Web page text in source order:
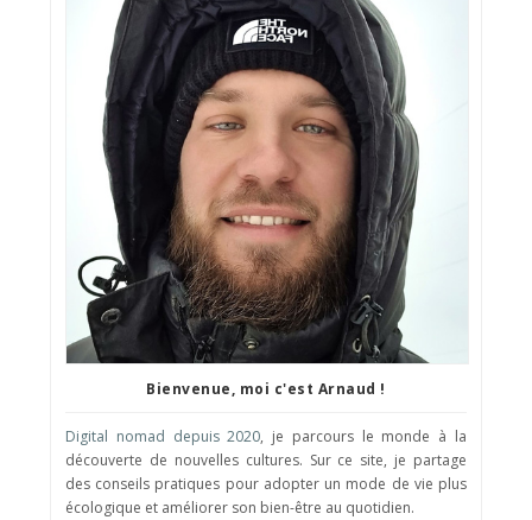
Bienvenue, moi c'est Arnaud !
Digital nomad depuis 2020, je parcours le monde à la
découverte de nouvelles cultures. Sur ce site, je partage
des conseils pratiques pour adopter un mode de vie plus
écologique et améliorer son bien-être au quotidien.